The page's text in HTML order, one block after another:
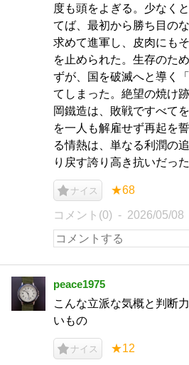
度も頭をよぎる。少なく
てば、最初から勝ち目の
求めて進軍し、皮肉にも
を止められた。生存のた
ずが、国を破滅へと導く
てしまった。絶望の焼け
岡鐵造は、敗戦ですべて
を一人も解雇せず再起を
る情熱は、単なる利潤の
り戻す誇り高き抗いだった
ナイス ★68
コメント(0) 2026/05/08
peace1975
こんな立派な気概と判断
いもの
ナイス ★12